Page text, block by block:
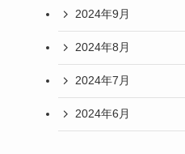
2024年9月
2024年8月
2024年7月
2024年6月